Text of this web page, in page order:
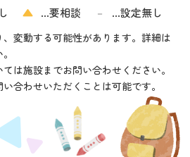
▲ …要相談 － …設定無し
変動する可能性があります。詳細は
は施設までお問い合わせください。
合わせいただくことは可能です。